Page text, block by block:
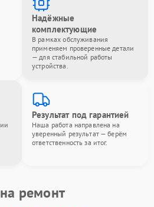
Надёжные
комплектующие
В рамках обслуживания
применяем проверенные детали
— для стабильной работы
устройства.
Результат под гарантией
Наша работа направлена на
уверенный результат — берём
ответственность за итог.
ремонт